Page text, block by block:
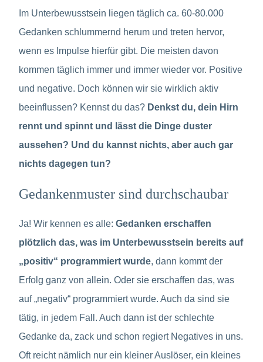
Im Unterbewusstsein liegen täglich ca. 60-80.000
Gedanken schlummernd herum und treten hervor,
wenn es Impulse hierfür gibt. Die meisten davon
kommen täglich immer und immer wieder vor. Positive
und negative. Doch können wir sie wirklich aktiv
beeinflussen? Kennst du das? Denkst du, dein Hirn
rennt und spinnt und lässt die Dinge duster
aussehen? Und du kannst nichts, aber auch gar
nichts dagegen tun?
Gedankenmuster sind durchschaubar
Ja! Wir kennen es alle: Gedanken erschaffen
plötzlich das, was im Unterbewusstsein bereits auf
„positiv“ programmiert wurde, dann kommt der
Erfolg ganz von allein. Oder sie erschaffen das, was
auf „negativ“ programmiert wurde. Auch da sind sie
tätig, in jedem Fall. Auch dann ist der schlechte
Gedanke da, zack und schon regiert Negatives in uns.
Oft reicht nämlich nur ein kleiner Auslöser, ein kleines